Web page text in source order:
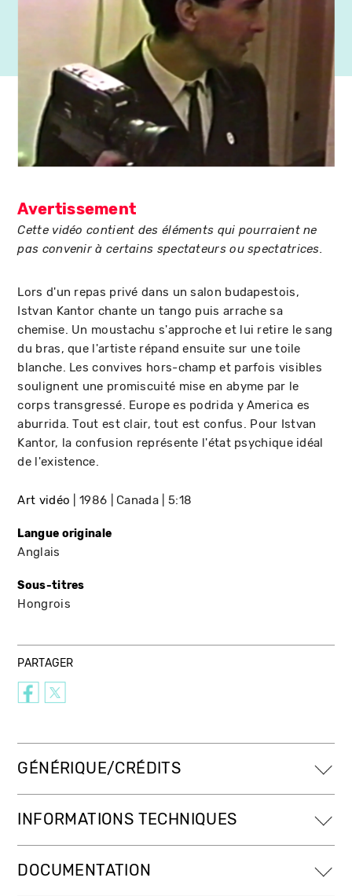
Avertissement
Cette vidéo contient des éléments qui pourraient ne
pas convenir à certains spectateurs ou spectatrices.
Lors d'un repas privé dans un salon budapestois,
Istvan Kantor chante un tango puis arrache sa
chemise. Un moustachu s'approche et lui retire le sang
du bras, que l'artiste répand ensuite sur une toile
blanche. Les convives hors-champ et parfois visibles
soulignent une promiscuité mise en abyme par le
corps transgressé. Europe es podrida y America es
aburrida. Tout est clair, tout est confus. Pour Istvan
Kantor, la confusion représente l'état psychique idéal
de l'existence.
Art vidéo 1986 Canada 5:18
Langue originale
Anglais
Sous-titres
Hongrois
PARTAGER
GÉNÉRIQUE/CRÉDITS
INFORMATIONS TECHNIQUES
DOCUMENTATION